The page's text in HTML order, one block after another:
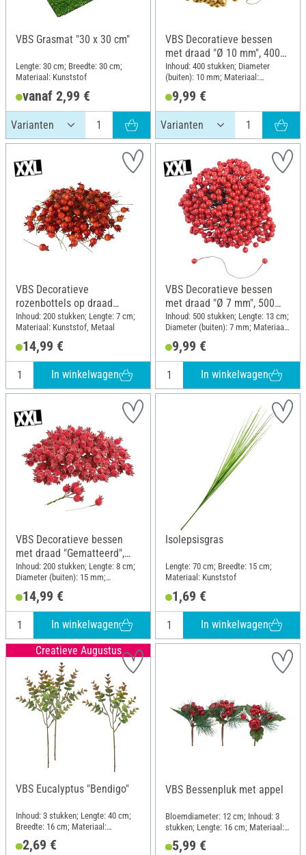
VBS Grasmat "30 x 30 cm"
Lengte: 30 cm; Breedte: 30 cm;
Materiaal: Kunststof
vanaf 2,99 €
VBS Decoratieve bessen
met draad "Ø 10 mm", 400
stuks
Inhoud: 400 stukken; Diameter
(buiten): 10 mm; Materiaal:
9,99 €
VBS Decoratieve
rozenbottels op draad
"Oranje", 200 stuks
Inhoud: 200 stukken; Lengte: 7 cm;
Materiaal: Kunststof, Metaal
14,99 €
In winkelwagen
VBS Decoratieve bessen
met draad "Ø 7 mm", 500
stuks
Inhoud: 500 stukken; Lengte: 13 cm;
Diameter (buiten): 7 mm; Materiaal:
9,99 €
In winkelwagen
VBS Decoratieve bessen
met draad "Gematteerd",
200 stuks
Inhoud: 200 stukken; Lengte: 8 cm;
Diameter (buiten): 15 mm;
14,99 €
In winkelwagen
Isolepsisgras
Lengte: 70 cm; Breedte: 15 cm;
Materiaal: Kunststof
1,69 €
In winkelwagen
Creatieve Augustus
VBS Eucalyptus "Bendigo"
Inhoud: 3 stukken; Lengte: 40 cm;
Breedte: 16 cm; Materiaal:
Kunststof
2,69 €
VBS Bessenpluk met appel
Bloemdiameter: 12 cm; Inhoud: 3
stukken; Lengte: 16 cm; Materiaal:
Kunststof
5,99 €